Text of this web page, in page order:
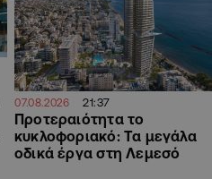
07.08.2026 21:37
Προτεραιότητα το
κυκλοφοριακό: Τα μεγάλα
οδικά έργα στη Λεμεσό